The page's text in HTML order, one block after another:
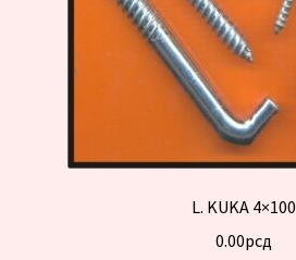
L. KUKA 4×100
0.00рсд